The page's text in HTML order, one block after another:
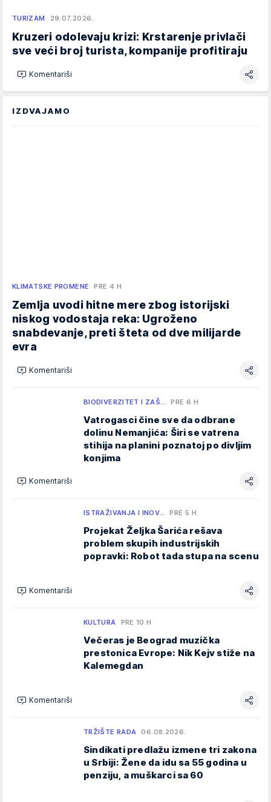
TURIZAM 29.07.2026.
Kruzeri odolevaju krizi: Krstarenje privlači
sve veći broj turista, kompanije profitiraju
Komentariši
IZDVAJAMO
KLIMATSKE PROMENE PRE 4 H
Zemlja uvodi hitne mere zbog istorijski
niskog vodostaja reka: Ugroženo
snabdevanje, preti šteta od dve milijarde
evra
Komentariši
BIODIVERZITET I ZAŠ… PRE 6 H
Vatrogasci čine sve da odbrane
dolinu Nemanjića: Širi se vatrena
stihija na planini poznatoj po divljim
konjima
Komentariši
ISTRAŽIVANJA I INOV… PRE 5 H
Projekat Željka Šarića rešava
problem skupih industrijskih
popravki: Robot tada stupa na scenu
Komentariši
KULTURA PRE 10 H
Večeras je Beograd muzička
prestonica Evrope: Nik Kejv stiže na
Kalemegdan
Komentariši
TRŽIŠTE RADA 06.08.2026.
Sindikati predlažu izmene tri zakona
u Srbiji: Žene da idu sa 55 godina u
penziju, a muškarci sa 60